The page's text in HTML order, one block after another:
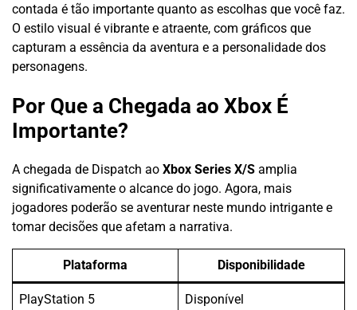
contada é tão importante quanto as escolhas que você faz.
O estilo visual é vibrante e atraente, com gráficos que
capturam a essência da aventura e a personalidade dos
personagens.
Por Que a Chegada ao Xbox É
Importante?
A chegada de Dispatch ao Xbox Series X/S amplia
significativamente o alcance do jogo. Agora, mais
jogadores poderão se aventurar neste mundo intrigante e
tomar decisões que afetam a narrativa.
Plataforma Disponibilidade
PlayStation 5 Disponível